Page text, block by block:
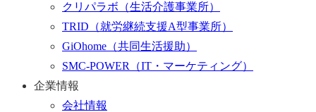
クリパラボ （生活介護事業所）
TRID （就労継続支援A型事業所）
GiOhome （共同生活援助）
SMC-POWER
（IT・マーケティング）
企業情報
会社情報